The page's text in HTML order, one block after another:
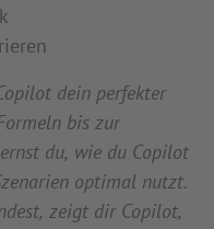
dein perfekter
bis zur
du, wie du Copilot
optimal nutzt.
zeigt dir Copilot,